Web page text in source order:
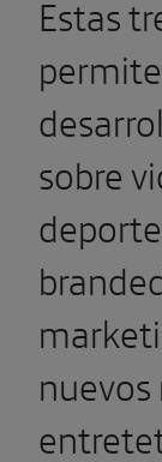
Estas
sobre